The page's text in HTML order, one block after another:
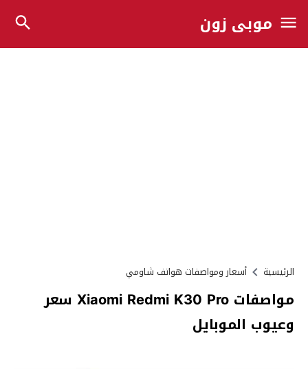
موبي زون
الرئيسية أسعار ومواصفات هواتف شاومي
مواصفات Xiaomi Redmi K30 Pro سعر
وعيوب الموبايل